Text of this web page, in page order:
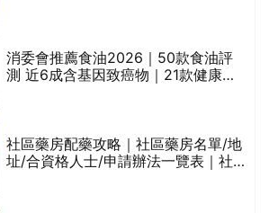
消委會推薦食油2026｜50款食油評
測 近6成含基因致癌物｜21款健康煮
社區藥房配藥攻略｜社區藥房名單/地
址/合資格人士/申請辦法一覽表｜社